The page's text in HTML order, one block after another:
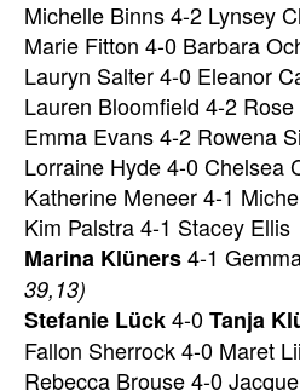
Michelle Binns 4-2 Lynsey
Marie Fitton 4-0 Barbara
Lauryn Salter 4-0 Eleanor
Lauren Bloomfield 4-2
Emma Evans 4-2 Rowena
Lorraine Hyde 4-0 Chelsea
Katherine Meneer 4-1
Kim Palstra 4-1 Stacey Ellis
Marina Klüners4-1
39,13)
Stefanie Lück4-0Tanja
Fallon Sherrock 4-0 Maret
Rebecca Brouse 4-0